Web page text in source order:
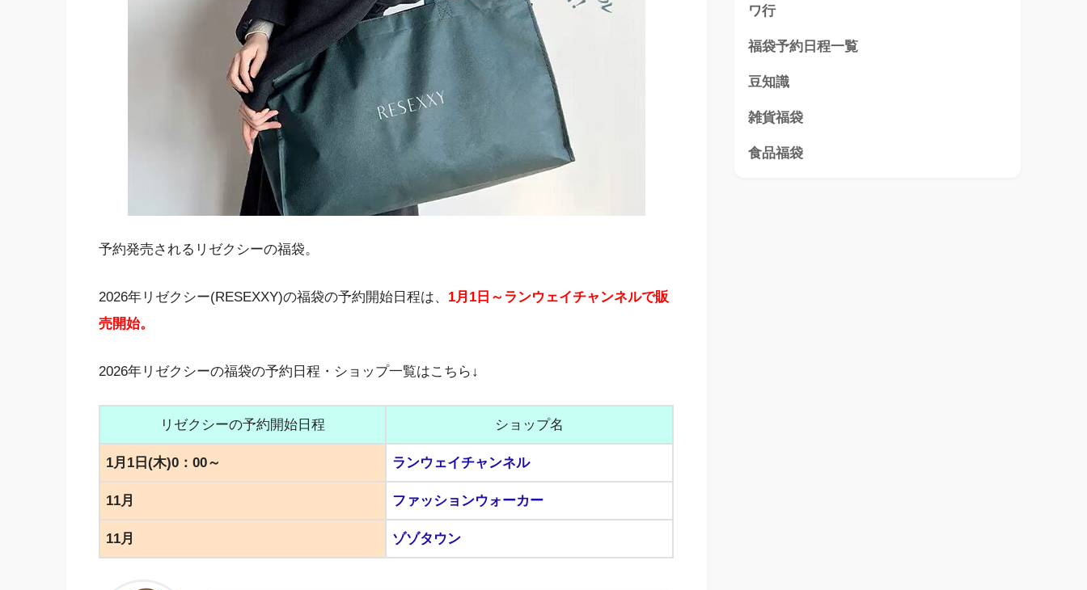
予約発売されるリゼクシーの福袋。
2026年リゼクシー(RESEXXY)の福袋の予約開始日程は、 1月1日～ランウェイチャンネルで販
売開始。
2026年リゼクシーの福袋の予約日程・ショップ一覧はこちら↓
リゼクシーの予約開始日程 ショップ名
1月1日(木)0：00～ ランウェイチャンネル
11月 ファッションウォーカー
11月 ゾゾタウン
ワ行
福袋予約日程一覧
豆知識
雑貨福袋
食品福袋